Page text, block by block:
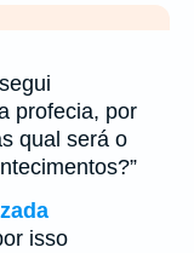
profecia, por
qual será o
isso